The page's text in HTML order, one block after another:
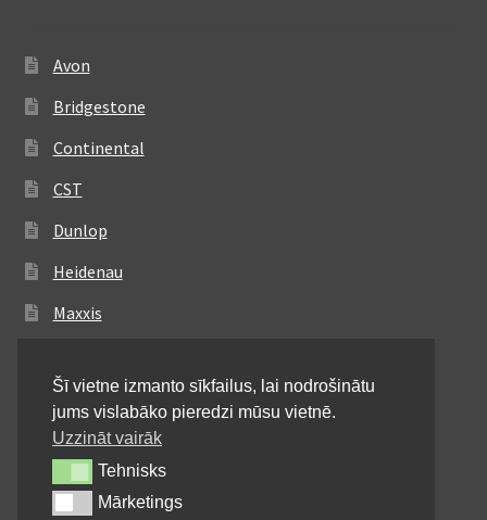
Avon
Bridgestone
Continental
CST
Dunlop
Heidenau
Maxxis
Michelin
Mitas
Pirelli
Šī vietne izmanto sīkfailus, lai nodrošinātu
jums vislabāko pieredzi mūsu vietnē.
Uzzināt vairāk
TehnisksTehnisks
MārketingsMārketings